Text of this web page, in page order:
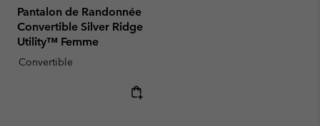
Pantalon de Randonnée
Convertible Silver Ridge
Utility™ Femme
Convertible